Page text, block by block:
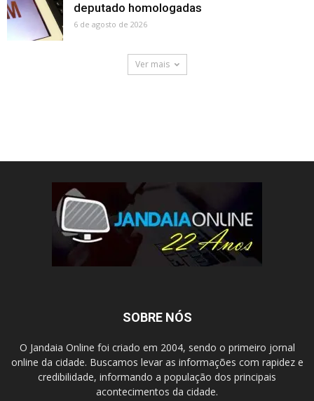
deputado homologadas
6 de agosto de 2026
Ver mais
SOBRE NÓS
O Jandaia Online foi criado em 2004, sendo o primeiro jornal
online da cidade. Buscamos levar as informações com rapidez e
credibilidade, informando a população dos principais
acontecimentos da cidade.